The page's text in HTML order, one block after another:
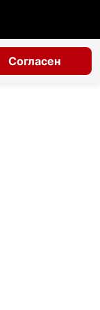
Согласен